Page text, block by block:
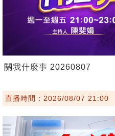
關我什麼事 20260807
直播時間：2026/08/07 21:00